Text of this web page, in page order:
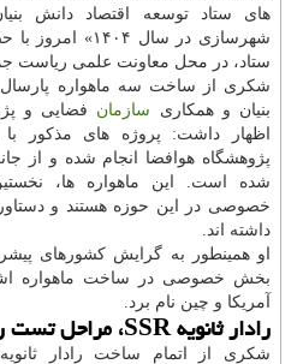
های ستاد توسعه اقتصاد دانش
شهرسازی در سال
ستاد، در محل معاونت علمی ریاست
شکری از ساخت سه ماهواره
بنیان و همکاری سازمان فضایی و
اظهار داشت: پروژه های مذکور
پژوهشگاه هوافضا انجام شده و از
شده است. این ماهواره ها،
خصوصی در این حوزه هستند و
داشته اند.
او همینطور به گرایش کشورهای
بخش خصوصی در ساخت ماهواره
آمریکا و چین نام برد.
رادار ثانویه SSR، مراحل تست را پشت سر می گذارد